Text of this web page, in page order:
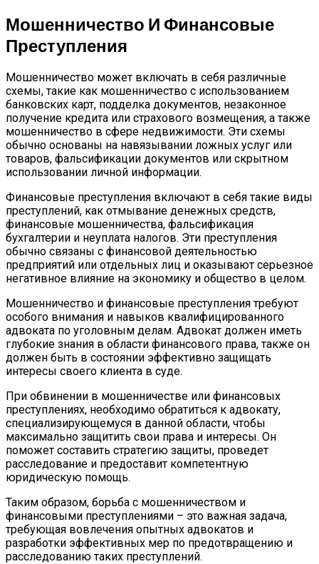
Мошенничество И Финансовые
Преступления
Мошенничество может включать в себя различные
схемы, такие как мошенничество с использованием
банковских карт, подделка документов, незаконное
получение кредита или страхового возмещения, а также
мошенничество в сфере недвижимости. Эти схемы
обычно основаны на навязывании ложных услуг или
товаров, фальсификации документов или скрытном
использовании личной информации.
Финансовые преступления включают в себя такие виды
преступлений, как отмывание денежных средств,
финансовые мошенничества, фальсификация
бухгалтерии и неуплата налогов. Эти преступления
обычно связаны с финансовой деятельностью
предприятий или отдельных лиц и оказывают серьезное
негативное влияние на экономику и общество в целом.
Мошенничество и финансовые преступления требуют
особого внимания и навыков квалифицированного
адвоката по уголовным делам. Адвокат должен иметь
глубокие знания в области финансового права, также он
должен быть в состоянии эффективно защищать
интересы своего клиента в суде.
При обвинении в мошенничестве или финансовых
преступлениях, необходимо обратиться к адвокату,
специализирующемуся в данной области, чтобы
максимально защитить свои права и интересы. Он
поможет составить стратегию защиты, проведет
расследование и предоставит компетентную
юридическую помощь.
Таким образом, борьба с мошенничеством и
финансовыми преступлениями – это важная задача,
требующая вовлечения опытных адвокатов и
разработки эффективных мер по предотвращению и
расследованию таких преступлений.